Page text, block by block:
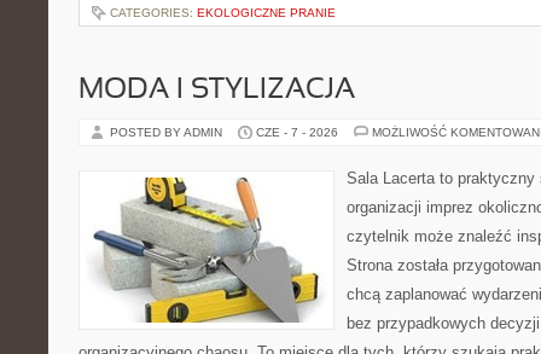
CATEGORIES: EKOLOGICZNE PRANIE
MODA I STYLIZACJA
POSTED BY ADMIN CZE - 7 - 2026 MOŻLIWOŚĆ
Sala Lacerta to praktyczny
organizacji imprez
czytelnik może znaleźć
Strona została
chcą zaplanować
bez przypadkowych